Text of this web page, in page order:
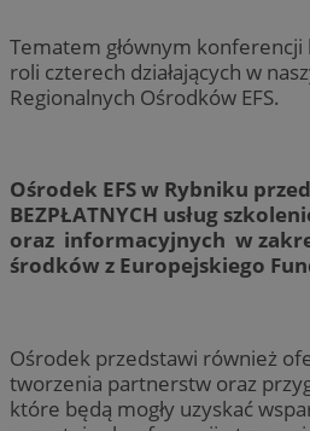
Tematem głównym
roli czterech działających w
Regionalnych Ośrodków EFS.
Ośrodek EFS w Rybniku
BEZPŁATNYCH usług
oraz informacyjnych w
środków z Europejskiego
Ośrodek przedstawi również
tworzenia partnerstw oraz
które będą mogły uzyskać